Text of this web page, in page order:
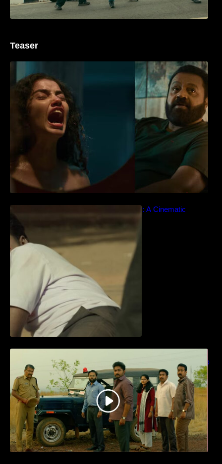
Teaser
‘ജെഎസ്‌കെ’ ടീസർ പുറത്ത്; വക്കീൽ
വേഷത്തിൽ നിറഞ്ഞാടി സുരേഷ് ഗോപി..
Idiyan Chandhu – Teaser: A Cinematic
എത്തുന്ന “പാർട്നെർസ്” പ്രേക്ഷക ശ്രദ്ധ
നേടിയ ടീസർ കാണാം..